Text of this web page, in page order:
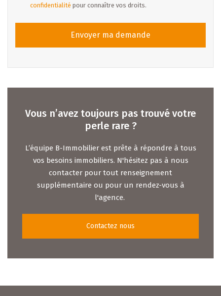
confidentialité pour connaître vos droits.
Envoyer ma demande
Vous n’avez toujours pas trouvé votre
perle rare ?
L’équipe B-Immobilier est prête à répondre à tous
vos besoins immobiliers. N'hésitez pas à nous
contacter pour tout renseignement
supplémentaire ou pour un rendez-vous à
l'agence.
Contactez nous